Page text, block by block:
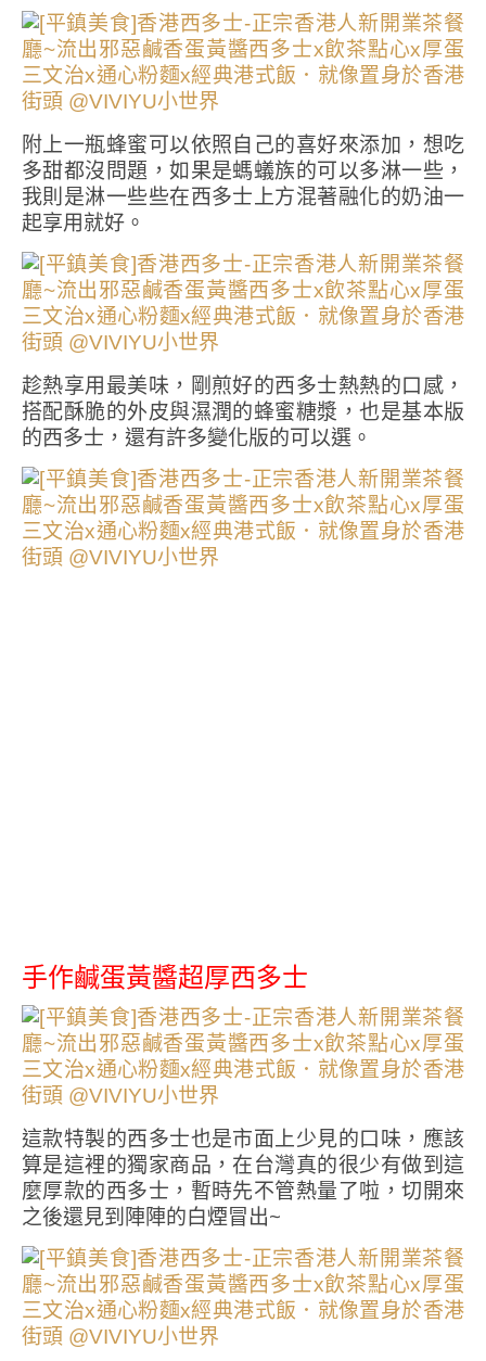
附上一瓶蜂蜜可以依照自己的喜好來添加，想吃
多甜都沒問題，如果是螞蟻族的可以多淋一些，
我則是淋一些些在西多士上方混著融化的奶油一
起享用就好。
趁熱享用最美味，剛煎好的西多士熱熱的口感，
搭配酥脆的外皮與濕潤的蜂蜜糖漿，也是基本版
的西多士，還有許多變化版的可以選。
手作鹹蛋黃醬超厚西多士
這款特製的西多士也是市面上少見的口味，應該
算是這裡的獨家商品，在台灣真的很少有做到這
麼厚款的西多士，暫時先不管熱量了啦，切開來
之後還見到陣陣的白煙冒出~